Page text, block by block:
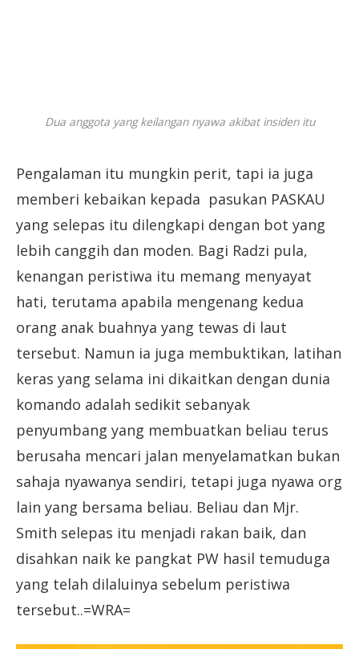
Dua anggota yang keilangan nyawa akibat insiden itu
Pengalaman itu mungkin perit, tapi ia juga
memberi kebaikan kepada pasukan PASKAU
yang selepas itu dilengkapi dengan bot yang
lebih canggih dan moden. Bagi Radzi pula,
kenangan peristiwa itu memang menyayat
hati, terutama apabila mengenang kedua
orang anak buahnya yang tewas di laut
tersebut. Namun ia juga membuktikan, latihan
keras yang selama ini dikaitkan dengan dunia
komando adalah sedikit sebanyak
penyumbang yang membuatkan beliau terus
berusaha mencari jalan menyelamatkan bukan
sahaja nyawanya sendiri, tetapi juga nyawa org
lain yang bersama beliau. Beliau dan Mjr.
Smith selepas itu menjadi rakan baik, dan
disahkan naik ke pangkat PW hasil temuduga
yang telah dilaluinya sebelum peristiwa
tersebut..=WRA=